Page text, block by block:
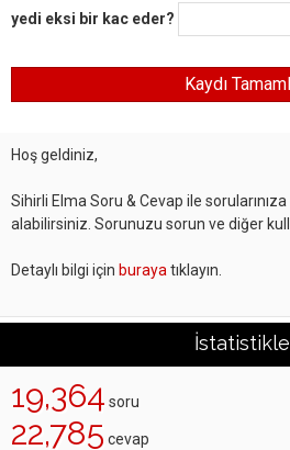
yedi eksi bir kac eder?
Hoş geldiniz,
Sihirli Elma Soru & Cevap ile
alabilirsiniz. Sorunuzu sorun ve diğer
Detaylı bilgi için buraya tıklayın.
19,364 soru
22,785 cevap